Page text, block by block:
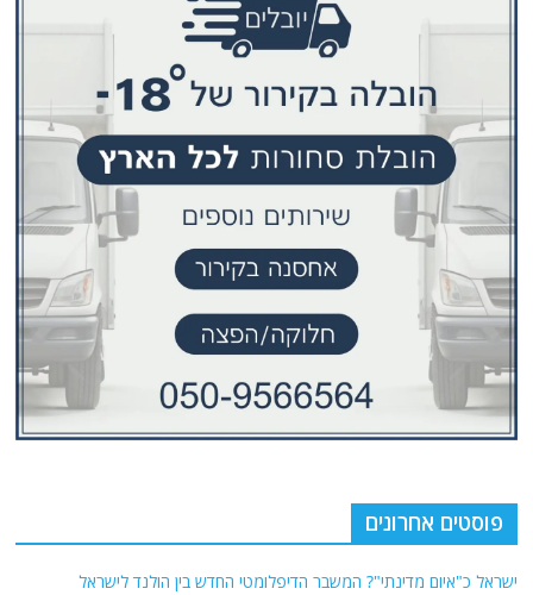
פוסטים אחרונים
ישראל כ"איום מדינתי"? המשבר הדיפלומטי החדש בין הולנד לישראל